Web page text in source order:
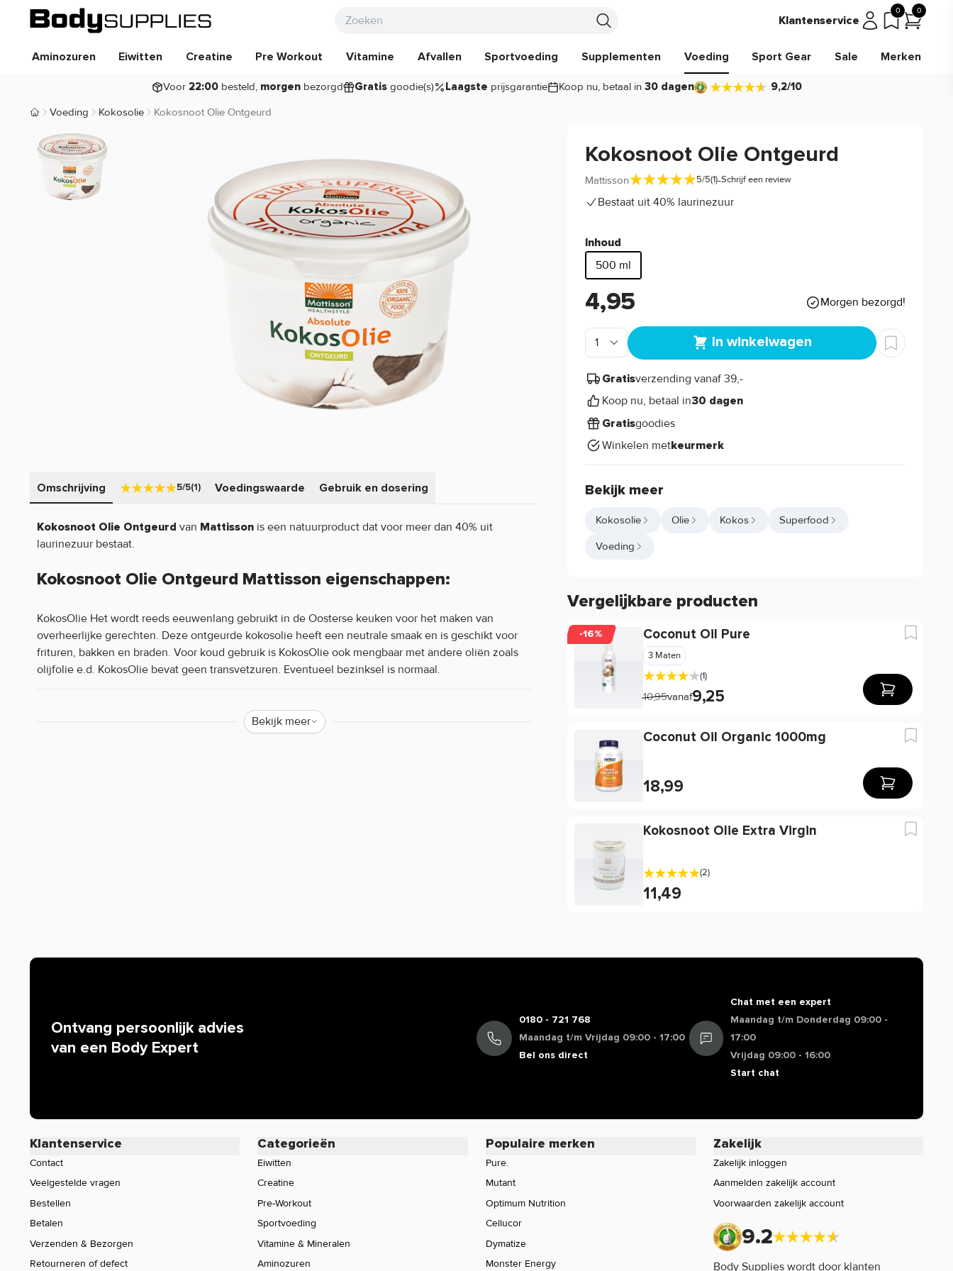
Klantenservice
0 0
Aminozuren Eiwitten Creatine Pre Workout Vitamine Afvallen Sportvoeding Supplementen Voeding Sport Gear Sale Merken
Voor 22:00besteld, morgenbezorgd Gratisgoodie(s) Laagste prijsgarantie Koop nu, betaal in 30 dagen 9,2/10
Body Supplies | Sportvoeding en Supplementen
Voeding Kokosolie Kokosnoot Olie Ontgeurd
Kokosnoot Olie Ontgeurd
Mattisson 5/5(1)-Schrijf een review
Bestaat uit 40% laurinezuur
Inhoud
500 ml
4,95 Morgen bezorgd!
In winkelwagen
Gratisverzending vanaf 39,-
Koop nu, betaal in30 dagen
Gratisgoodies
Winkelen metkeurmerk
Bekijk meer
Kokosolie Olie Kokos Superfood
Voeding
Vergelijkbare producten
-16% Coconut Oil Pure
3 Maten
(1)
10,95vanaf9,25
Coconut Oil Organic 1000mg
18,99
Kokosnoot Olie Extra Virgin
(2)
11,49
Omschrijving 5/5(1) Voedingswaarde Gebruik en dosering
Kokosnoot Olie Ontgeurd van Mattisson is een natuurproduct dat voor meer dan 40% uit
laurinezuur bestaat.
Kokosnoot Olie Ontgeurd Mattisson eigenschappen:
KokosOlie Het wordt reeds eeuwenlang gebruikt in de Oosterse keuken voor het maken van
overheerlijke gerechten. Deze ontgeurde kokosolie heeft een neutrale smaak en is geschikt voor
frituren, bakken en braden. Voor koud gebruik is KokosOlie ook mengbaar met andere oliën zoals
olijfolie e.d. KokosOlie bevat geen transvetzuren. Eventueel bezinksel is normaal.
Helaas mogen wij tegenwoordig, door strenge EU-wetgeving, maar beperkt informatie geven over
de werking van producten. Alleen zogenaamde claims die staan in de EU database mogen vermeld
Bekijk meer
Ontvang persoonlijk advies
van een Body Expert
0180 - 721 768
Maandag t/m Vrijdag 09:00 - 17:00
Bel ons direct
Chat met een expert
Maandag t/m Donderdag 09:00 -
17:00
Vrijdag 09:00 - 16:00
Start chat
Klantenservice
Contact
Veelgestelde vragen
Bestellen
Betalen
Verzenden & Bezorgen
Retourneren of defect
Categorieën
Eiwitten
Creatine
Pre-Workout
Sportvoeding
Vitamine & Mineralen
Aminozuren
Populaire merken
Pure.
Mutant
Optimum Nutrition
Cellucor
Dymatize
Monster Energy
Zakelijk
Zakelijk inloggen
Aanmelden zakelijk account
Voorwaarden zakelijk account
9.2
Body Supplies wordt door klanten